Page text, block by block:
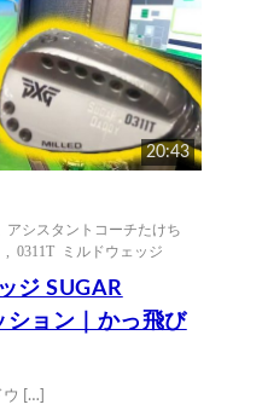
20:43
アシスタントコーチたけち
,0311T ミルドウェッジ
ジ SUGAR
ション｜かっ飛び
[…]